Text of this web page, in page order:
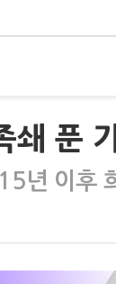
쇄 푼
년 이후